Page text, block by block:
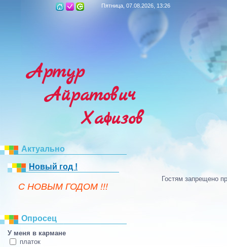
Пятница, 07.08.2026, 13:26
Артур
Айратович
Хафизов
Актуально
Новый год !
C НОВЫМ ГОДОМ !!!
Опросец
У меня в кармане
платок
Гостям запрещено